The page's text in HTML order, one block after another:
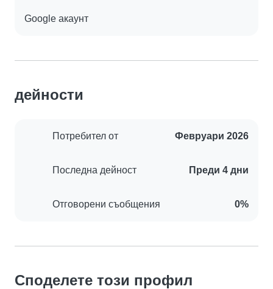
Google акаунт
дейности
Потребител от Февруари 2026
Последна дейност Преди 4 дни
Отговорени съобщения 0%
Споделете този профил